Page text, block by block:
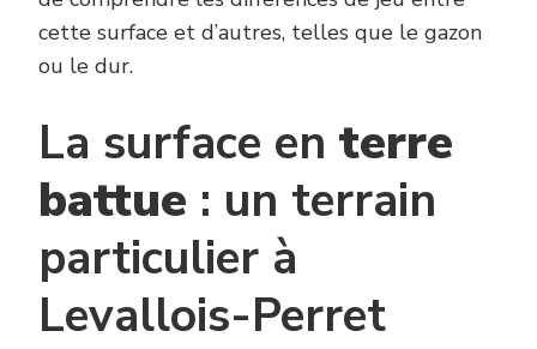
cette surface et d’autres, telles que le gazon
ou le dur.
La surface en terre
battue : un terrain
particulier à
Levallois-Perret